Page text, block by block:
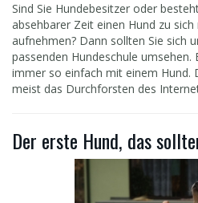
Sind Sie Hundebesitzer oder
absehbarer Zeit einen Hund zu
aufnehmen? Dann sollten Sie sich
passenden Hundeschule
immer so einfach mit einem Hund.
meist das Durchforsten des
Der erste Hund, das